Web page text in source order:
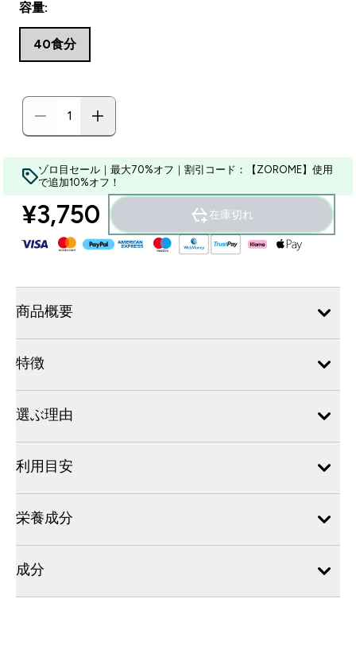
容量:
40食分
ゾロ目セール｜最大70%オフ｜割引コード：【ZOROME】使用
で追加10%オフ！
¥3,750‎ 在庫切れ
商品概要
特徴
選ぶ理由
利用目安
栄養成分
成分